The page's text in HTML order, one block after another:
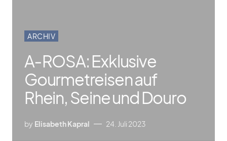
ARCHIV
A‑ROSA: Exklusive
Gourmetreisen auf
Rhein, Seine und Douro
by Elisabeth Kapral 24. Juli 2023